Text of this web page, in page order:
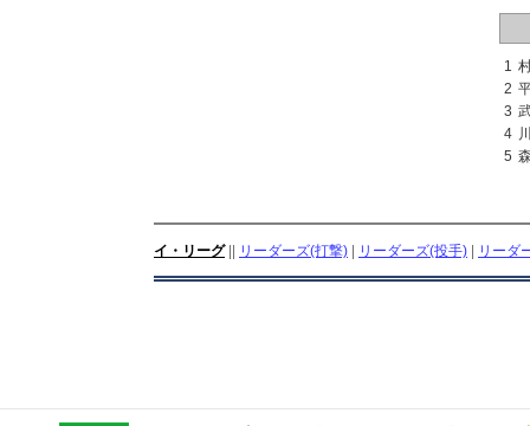
1
2
3
4
5
イ・リーグ|| リーダーズ(打撃) リーダーズ(投手) リーダ